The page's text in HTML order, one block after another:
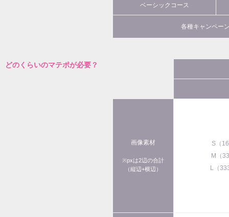
ベーシックコース
各種キャンペー
どのくらいのマテポが必要？
画像素材
※pxは2辺の合計
（縦辺+横辺）
S（
M（
L（